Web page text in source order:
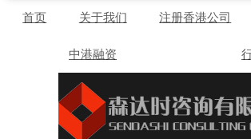
首页 关于我们 注册香港公司
中港融资